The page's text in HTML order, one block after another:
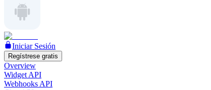
Iniciar Sesión
Regístrese gratis
Overview
Widget API
Webhooks API